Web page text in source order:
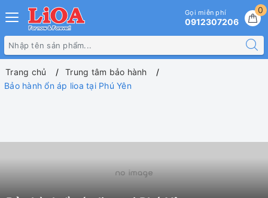
0
Gọi miễn phí
0912307206
Trang chủ
Trung tâm bảo hành
Bảo hành ổn áp lioa tại Phú Yên